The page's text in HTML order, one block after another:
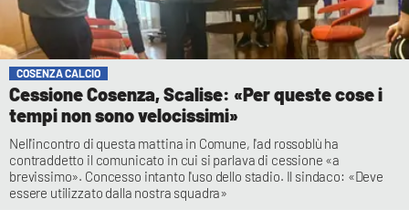
COSENZA CALCIO
Cessione Cosenza, Scalise: «Per queste cose i
tempi non sono velocissimi»
Nell'incontro di questa mattina in Comune, l'ad rossoblù ha
contraddetto il comunicato in cui si parlava di cessione «a
brevissimo». Concesso intanto l'uso dello stadio. Il sindaco: «Deve
essere utilizzato dalla nostra squadra»